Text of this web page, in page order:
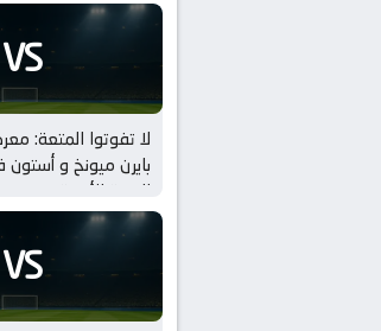
VS
لا تفوتوا المتعة:
بايرن ميونخ و أستون
الودية للأندية
VS